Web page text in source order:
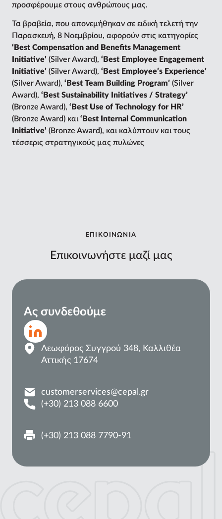
προσφέρουμε στους ανθρώπους μας.
Τα βραβεία, που απονεμήθηκαν σε ειδική τελετή την
Παρασκευή, 8 Νοεμβρίου, αφορούν στις κατηγορίες
‘Best Compensation and Benefits Management
Initiative’ (Silver Award), ‘Best Employee Engagement
Initiative’ (Silver Award), ‘Best Employee’s Experience’
(Silver Award), ‘Best Team Building Program’ (Silver
Award), ‘Best Sustainability Initiatives / Strategy’
(Bronze Award), ‘Best Use of Technology for HR’
(Bronze Award) και ‘Best Internal Communication
Initiative’ (Bronze Award), και καλύπτουν και τους
τέσσερις στρατηγικούς μας πυλώνες
ΕΠΙΚΟΙΝΩΝΙΑ
Επικοινωνήστε μαζί μας
Ας συνδεθούμε
Λεωφόρος Συγγρού 348, Καλλιθέα
Αττικής 17674
customerservices@cepal.gr
(+30) 213 088 6600
(+30) 213 088 7790-91